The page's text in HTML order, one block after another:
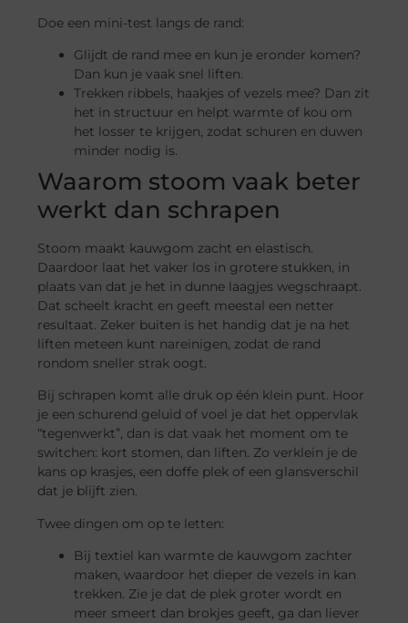
Doe een mini-test langs de rand:
Glijdt de rand mee en kun je eronder komen?
Dan kun je vaak snel liften.
Trekken ribbels, haakjes of vezels mee? Dan zit
het in structuur en helpt warmte of kou om
het losser te krijgen, zodat schuren en duwen
minder nodig is.
Waarom stoom vaak beter
werkt dan schrapen
Stoom maakt kauwgom zacht en elastisch.
Daardoor laat het vaker los in grotere stukken, in
plaats van dat je het in dunne laagjes wegschraapt.
Dat scheelt kracht en geeft meestal een netter
resultaat. Zeker buiten is het handig dat je na het
liften meteen kunt nareinigen, zodat de rand
rondom sneller strak oogt.
Bij schrapen komt alle druk op één klein punt. Hoor
je een schurend geluid of voel je dat het oppervlak
“tegenwerkt”, dan is dat vaak het moment om te
switchen: kort stomen, dan liften. Zo verklein je de
kans op krasjes, een doffe plek of een glansverschil
dat je blijft zien.
Twee dingen om op te letten:
Bij textiel kan warmte de kauwgom zachter
maken, waardoor het dieper de vezels in kan
trekken. Zie je dat de plek groter wordt en
meer smeert dan brokjes geeft, ga dan liever